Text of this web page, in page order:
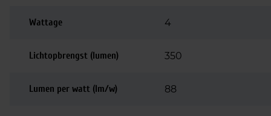
Wattage 4
Lichtopbrengst (lumen) 350
Lumen per watt (lm/w) 88